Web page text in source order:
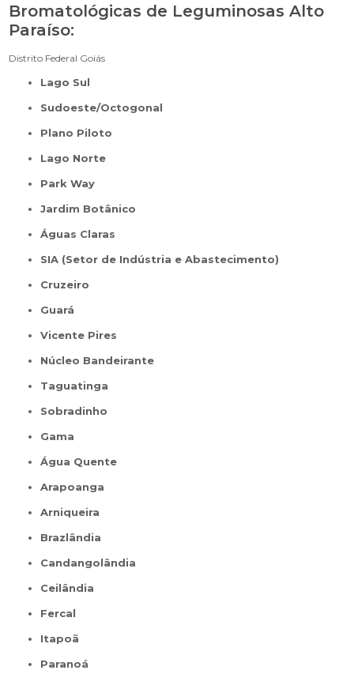
Bromatológicas de Leguminosas Alto
Paraíso:
Distrito Federal Goiás
Lago Sul
Sudoeste/Octogonal
Plano Piloto
Lago Norte
Park Way
Jardim Botânico
Águas Claras
SIA (Setor de Indústria e Abastecimento)
Cruzeiro
Guará
Vicente Pires
Núcleo Bandeirante
Taguatinga
Sobradinho
Gama
Água Quente
Arapoanga
Arniqueira
Brazlândia
Candangolândia
Ceilândia
Fercal
Itapoã
Paranoá